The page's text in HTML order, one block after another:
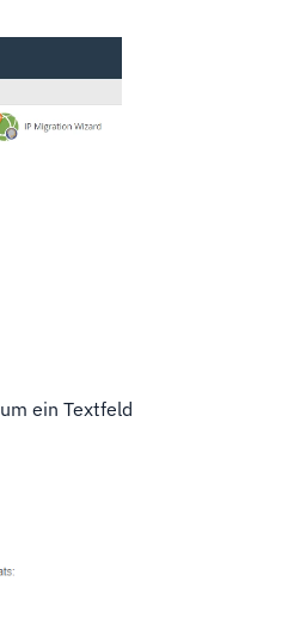
ein Textfeld